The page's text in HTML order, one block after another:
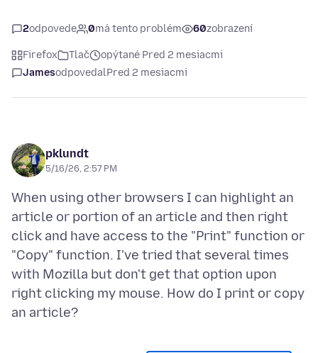
2odpovede 0má tento problém 60zobrazení
Firefox Tlač
opýtané Pred 2 mesiacmi
JamesodpovedalPred 2 mesiacmi
pklundt
5/16/26, 2:57 PM
When using other browsers I can highlight an
article or portion of an article and then right
click and have access to the "Print" function or
"Copy" function. I've tried that several times
with Mozilla but don't get that option upon
right clicking my mouse. How do I print or copy